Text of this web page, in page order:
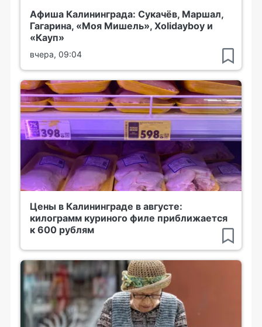
Афиша Калининграда: Сукачёв, Маршал,
Гагарина, «Моя Мишель», Xolidayboy и
«Кауп»
вчера, 09:04
Цены в Калининграде в августе:
килограмм куриного филе приближается
к 600 рублям